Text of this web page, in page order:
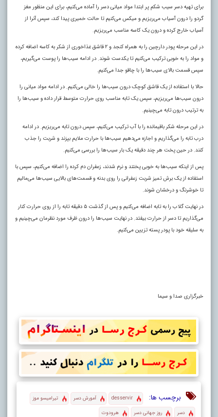
برای تهیه دسر سیب شکم پر ابتدا مواد میانی دسر را آماده می‌کنیم، برای این منظور مغز
گردو را درون آسیاب می‌ریزیم و میکس می‌کنیم تا حالت خمیری پیدا کند، سپس آنرا از
آسیاب خارج کرده و درون یک کاسه مناسب می‌ریزیم.
در این مرحله پودر دارچین را به همراه کنجد و ۲ قاشق غذاخوری از شکر به کاسه اضافه کرده
و مواد را به خوبی ترکیب می‌کنیم تا یکدست شوند. در ادامه سیب‌ها را پوست می‌گیریم،
سپس قسمت بالای سیب‌ها را با چاقو جدا می‌کنیم.
حالا با استفاده از یک قاشق کوچک درون سیب‌ها را خالی می‌کنیم. در ادامه مواد میانی را
درون سیب‌ها می‌ریزیم، سپس یک تابه مناسب روی حرارت متوسط قرار داده و سیب‌ها را
به ترتیب درون تابه می‌چینیم.
در این مرحله شکر باقیمانده را با آب ترکیب می‌کنیم، سپس درون تابه می‌ریزیم. در ادامه
درب تابه را می‌گذاریم و اجازه می‌دهیم سیب‌ها با حرارت ملایم بپزند و شربت را جذب
کنند. در حین پخت هر چند دقیقه یک بار سیب‌ها را بررسی می‌کنیم.
پس از اینکه سیب‌ها به خوبی پختند و نرم شدند، زعفران دم کرده را اضافه می‌کنیم، سپس با
استفاده از یک برش تمیز شربت زعفرانی را روی بدنه و قسمت‌های بالایی سیب‌ها می‌مالیم
تا خوشرنگ و درخشان شوند.
در نهایت گلاب را به تابه اضافه می‌کنیم و پس از گذشت ۵ دقیقه تابه را از روی حرارت کنار
می‌گذاریم تا دسر از حرارت بیفتد. در نهایت سیب‌ها را درون ظرف مورد نظرمان می‌چینیم و
به سلیقه خود با پودر پسته تزیین می‌کنیم.
خبرگزاری صدا و سیما
برچسب ها: desservir آمورش دسر
تیرامیسو موز
دسر
روز جهانی دسر هرودوت